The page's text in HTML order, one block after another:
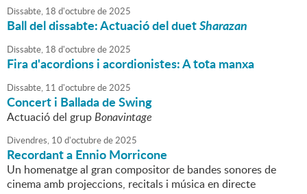
Dissabte, 18 d'octubrede2025
Ball del dissabte: Actuació del duetSharazan
Dissabte, 18 d'octubrede2025
Fira d'acordions i acordionistes: A tota manxa
Dissabte, 11 d'octubrede2025
Concert i Ballada de Swing
Actuació del grupBonavintage
Divendres, 10 d'octubrede2025
Recordant a Ennio Morricone
Un homenatge al gran compositor de bandes sonores de
cinema amb projeccions, recitals i música en directe